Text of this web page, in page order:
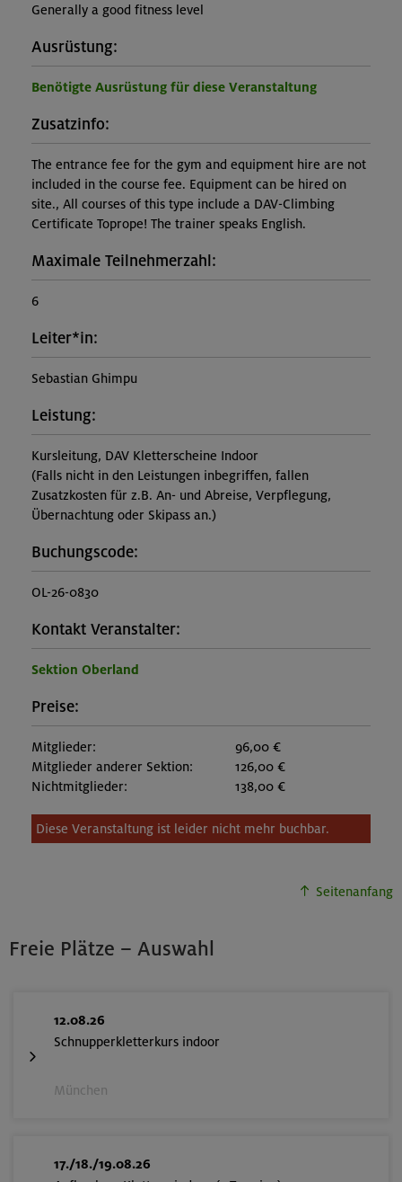
Generally a good fitness level
Ausrüstung:
Benötigte Ausrüstung für diese Veranstaltung
Zusatzinfo:
The entrance fee for the gym and equipment hire are not
included in the course fee. Equipment can be hired on
site., All courses of this type include a DAV-Climbing
Certificate Toprope! The trainer speaks English.
Maximale Teilnehmerzahl:
6
Leiter*in:
Sebastian Ghimpu
Leistung:
Kursleitung, DAV Kletterscheine Indoor
(Falls nicht in den Leistungen inbegriffen, fallen
Zusatzkosten für z.B. An- und Abreise, Verpflegung,
Übernachtung oder Skipass an.)
Buchungscode:
OL-26-0830
Kontakt Veranstalter:
Sektion Oberland
Preise:
Mitglieder:
96,00 €
Mitglieder anderer Sektion:
126,00 €
Nichtmitglieder:
138,00 €
Diese Veranstaltung ist leider nicht mehr buchbar.
Seitenanfang
Freie Plätze – Auswahl
12.08.26
Schnupperkletterkurs indoor
München
17./18./19.08.26